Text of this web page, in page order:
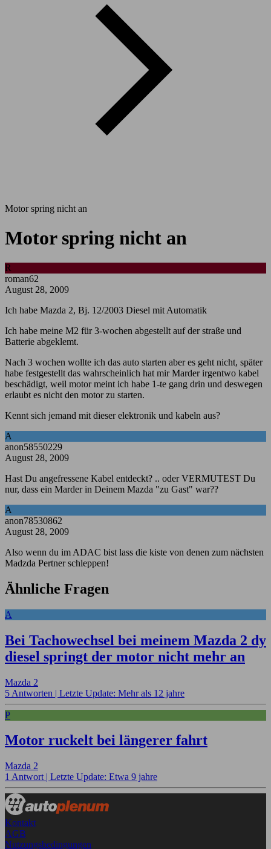
Motor spring nicht an
Motor spring nicht an
R
roman62
August 28, 2009
Ich habe Mazda 2, Bj. 12/2003 Diesel mit Automatik
Ich habe meine M2 für 3-wochen abgestellt auf der straße und
Batterie abgeklemt.
Nach 3 wochen wollte ich das auto starten aber es geht nicht, später
habe festgestellt das wahrscheinlich hat mir Marder irgentwo kabel
beschädigt, weil motor meint ich habe 1-te gang drin und deswegen
erlaubt es nicht den motor zu starten.
Kennt sich jemand mit dieser elektronik und kabeln aus?
A
anon58550229
August 28, 2009
Hast Du angefressene Kabel entdeckt? .. oder VERMUTEST Du
nur, dass ein Marder in Deinem Mazda "zu Gast" war??
A
anon78530862
August 28, 2009
Also wenn du im ADAC bist lass die kiste von denen zum nächsten
Madzda Pertner schleppen!
Ähnliche Fragen
A
Bei Tachowechsel bei meinem Mazda 2 dy
diesel springt der motor nicht mehr an
Mazda 2
5 Antworten | Letzte Update: Mehr als 12 jahre
P
Motor ruckelt bei längerer fahrt
Mazda 2
1 Antwort | Letzte Update: Etwa 9 jahre
Kontakt
AGB
Nutzungsbedingungen